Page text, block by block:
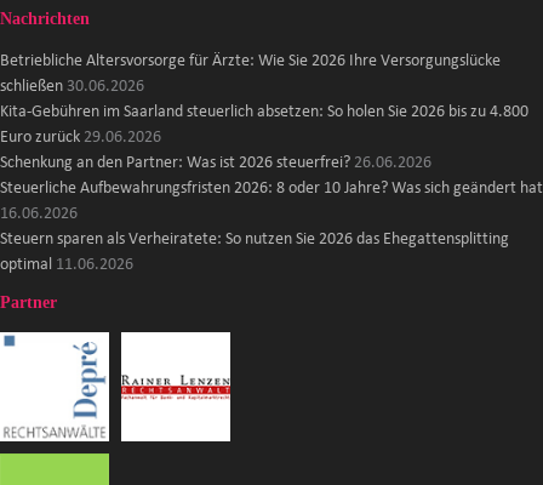
Nachrichten
Betriebliche Altersvorsorge für Ärzte: Wie Sie 2026 Ihre Versorgungslücke
schließen 30.06.2026
Kita-Gebühren im Saarland steuerlich absetzen: So holen Sie 2026 bis zu 4.800
Euro zurück 29.06.2026
Schenkung an den Partner: Was ist 2026 steuerfrei? 26.06.2026
Steuerliche Aufbewahrungsfristen 2026: 8 oder 10 Jahre? Was sich geändert hat
16.06.2026
Steuern sparen als Verheiratete: So nutzen Sie 2026 das Ehegattensplitting
optimal 11.06.2026
Partner